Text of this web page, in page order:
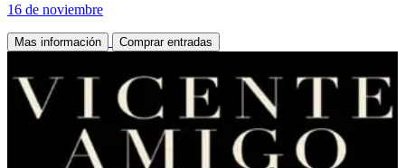
16 de noviembre
Mas información Comprar entradas